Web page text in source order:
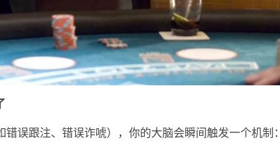
误跟注、错误诈唬），你的大脑会瞬间触发一个机制：